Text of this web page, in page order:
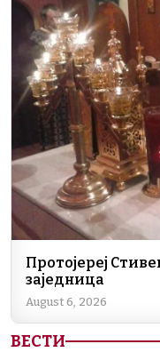
Протојереј
заједница
August 6, 2026
ВЕСТИ